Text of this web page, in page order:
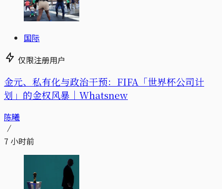
国际
仅限注册用户
金元、私有化与政治干预：FIFA「世界杯公司计
划」的金权风暴｜Whatsnew
陈曦
7 小时前